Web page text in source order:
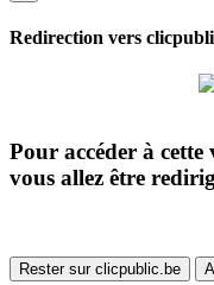
Redirection vers
Pour accéder à cette
vous allez être
Rester sur clicpublic.be